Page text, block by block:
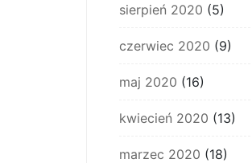
sierpień 2020 (5)
czerwiec 2020 (9)
maj 2020 (16)
kwiecień 2020 (13)
marzec 2020 (18)